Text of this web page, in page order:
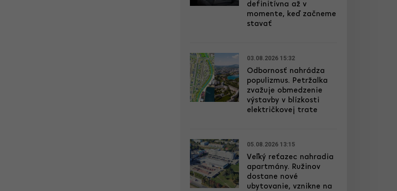
definitívna až v
momente, keď začneme
stavať
03.08.2026 15:32
Odbornosť nahrádza
populizmus. Petržalka
zvažuje obmedzenie
výstavby v blízkosti
električkovej trate
05.08.2026 13:15
Veľký reťazec nahradia
apartmány. Ružinov
dostane nové
ubytovanie, vznikne na